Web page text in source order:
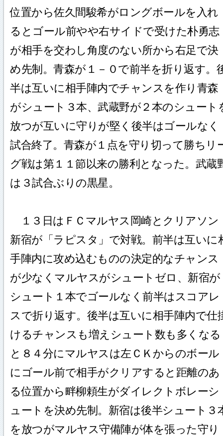
位置から佐久間駿希がロングボールを入れ
るとゴール前やや右サイドで受けた朴勇志
が相手を交わし角度のない所から右足で決
め先制。青森が１－０で前半を折り返す。
半は互いに相手陣内でチャンスを作り青森
がシュート３本、武蔵野が２本のシュート
放つが互いに守りが堅く後半はゴールなく
試合終了。青森が１点を守り切って勝ちリ
グ戦は第１１節以来の勝利となった。武蔵
は３試合ぶりの黒星。
１３日はＦＣマルヤス岡崎とクリアソン
新宿が「ラピスタ」で対戦。前半は互いに
手陣内に攻め込むものの決定的なチャンス
が少なくマルヤスがシュートゼロ、新宿が
シュート１本でゴールなく前半はスコアレ
スで折り返す。後半は互いに相手陣内で仕
けるチャンスも増えシュート数も多くなる
と８４分にマルヤスは左ＣＫからのボール
にゴール前で相手がクリアすると距離のあ
る位置から畔柳頼生がダイレクトボレーシ
ュートを決め先制。新宿は後半シュート３
を放つがマルヤス守備陣が体を張った守り